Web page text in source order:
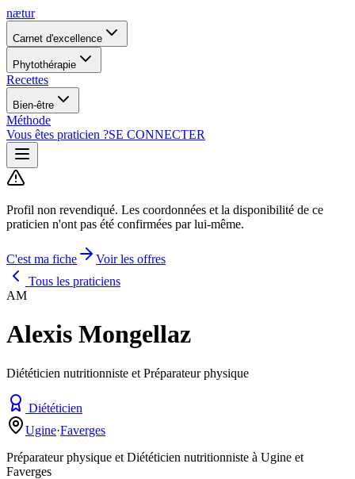
nætur
Carnet d'excellence
Phytothérapie
Recettes
Bien-être
Méthode
Vous êtes praticien ?SE CONNECTER
Profil non revendiqué. Les coordonnées et la disponibilité de ce
praticien n'ont pas été confirmées par lui-même.
C'est ma fiche
Voir les offres
Tous les praticiens
AM
Alexis Mongellaz
Diététicien nutritionniste et Préparateur physique
Diététicien
Ugine·Faverges
Préparateur physique et Diététicien nutritionniste à Ugine et
Faverges